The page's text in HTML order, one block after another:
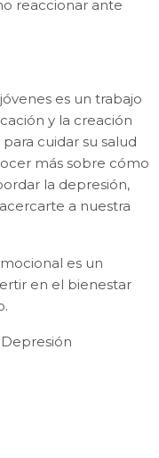
reaccionar ante
es un trabajo
y la creación
cuidar su salud
más sobre cómo
la depresión,
a nuestra
es un
en el bienestar